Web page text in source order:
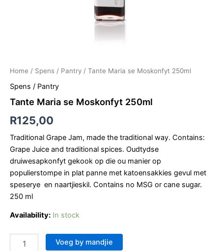
Home / Spens / Pantry / Tante Maria se Moskonfyt 250ml
Spens / Pantry
Tante Maria se Moskonfyt 250ml
R125,00
Traditional Grape Jam, made the traditional way. Contains:
Grape Juice and traditional spices. Oudtydse
druiwesapkonfyt gekook op die ou manier op
populierstompe in plat panne met katoensakkies gevul met
speserye en naartjieskil. Contains no MSG or cane sugar.
250 ml
Availability: In stock
Voeg by mandjie